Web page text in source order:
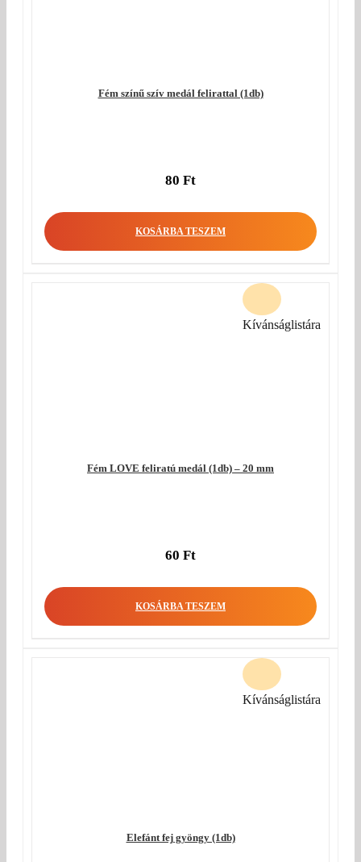
Fém színű szív medál felirattal (1db)
80 Ft
KOSÁRBA TESZEM
Fém LOVE feliratú medál (1db) – 20 mm
60 Ft
KOSÁRBA TESZEM
Kívánságlistára
Elefánt fej gyöngy (1db)
Kívánságlistára